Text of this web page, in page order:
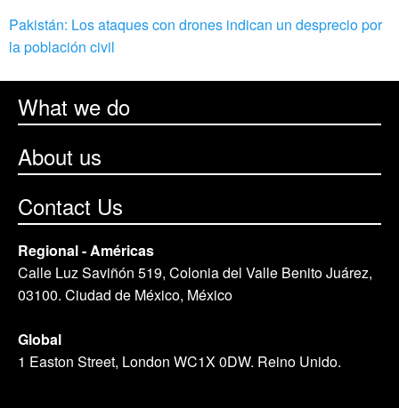
Pakistán: Los ataques con drones indican un desprecio por
la población civil
What we do
About us
Contact Us
Regional - Américas
Calle Luz Saviñón 519, Colonia del Valle Benito Juárez,
03100. Ciudad de México, México
Global
1 Easton Street, London WC1X 0DW. Reino Unido.